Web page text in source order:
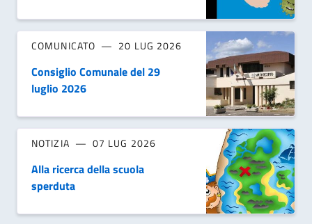
COMUNICATO 20 LUG 2026
Consiglio Comunale del 29
luglio 2026
NOTIZIA 07 LUG 2026
Alla ricerca della scuola
sperduta